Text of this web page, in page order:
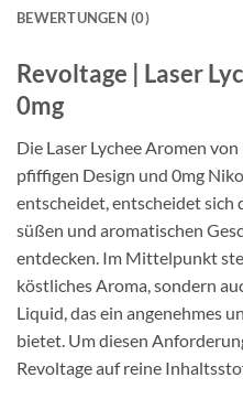
BEWERTUNGEN (0)
Revoltage | Laser
0mg
Die Laser Lychee Aromen
pfiffigen Design und 0mg
entscheidet, entscheidet sich
süßen und aromatischen
entdecken. Im Mittelpunkt
köstliches Aroma, sondern
Liquid, das ein angenehmes
bietet. Um diesen
Revoltage auf reine